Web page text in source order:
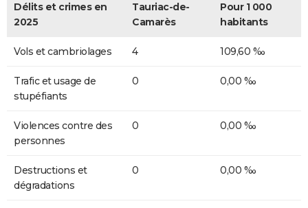
Délits et crimes en
2025
Tauriac-de-
Camarès
Pour 1 000
habitants
Vols et cambriolages 4 109,60 ‰
Trafic et usage de
stupéfiants
0 0,00 ‰
Violences contre des
personnes
0 0,00 ‰
Destructions et
dégradations
0 0,00 ‰